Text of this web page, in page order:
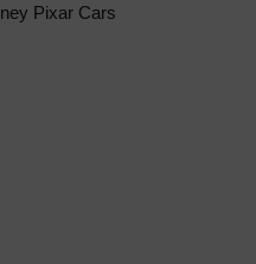
Pixar Cars